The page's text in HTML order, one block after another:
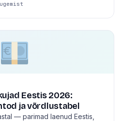
Eestis 2026:
ja võrdlustabel
— parimad laenud Eestis,